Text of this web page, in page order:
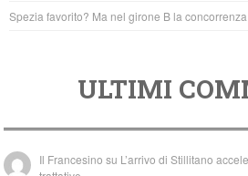
Spezia favorito? Ma nel girone B la
ULTIMI
Il Francesino su L’arrivo di Stillitano